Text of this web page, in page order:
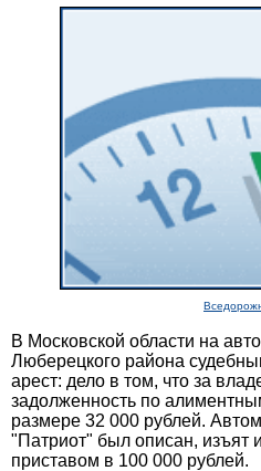
В Московской области на
Люберецкого района
арест: дело в том, что за
задолженность по
размере 32 000 рублей.
"Патриот" был описан, изъят
приставом в 100 000 рублей.